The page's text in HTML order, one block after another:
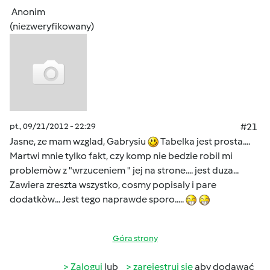
Anonim
(niezweryfikowany)
pt., 09/21/2012 - 22:29
#21
Jasne, ze mam wzglad, Gabrysiu
Tabelka jest prosta....
Martwi mnie tylko fakt, czy komp nie bedzie robil mi
problemòw z "wrzuceniem " jej na strone.... jest duza...
Zawiera zreszta wszystko, cosmy popisaly i pare
dodatkòw... Jest tego naprawde sporo.....
Góra strony
Zaloguj lub zarejestruj sięaby dodawać